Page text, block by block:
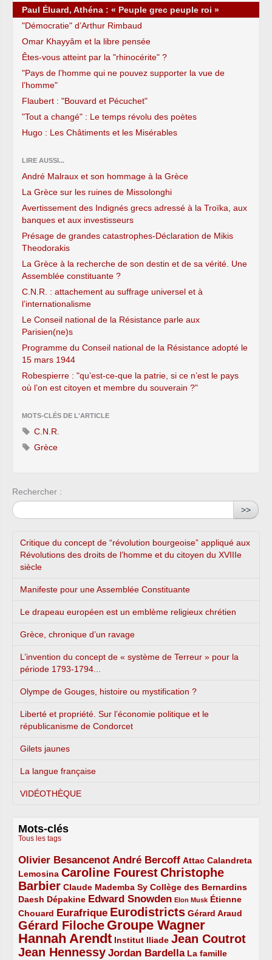
Paul Éluard, Athéna : « Peuple grec peuple roi »
"Démocratie" d’Arthur Rimbaud
Omar Khayyâm et la libre pensée
Êtes-vous atteint par la "rhinocérite" ?
"Pays de l’homme qui ne pouvez supporter la vue de
l’homme"
Flaubert : "Bouvard et Pécuchet"
"Tout a changé" : Le temps révolu des poètes
Hugo : Les Châtiments et les Misérables
LIRE AUSSI...
André Malraux et son hommage à la Grèce
La Grèce sur les ruines de Missolonghi
Avertissement des Indignés grecs adressé à la Troïka, aux
banques et aux investisseurs
Présage de grandes catastrophes-Déclaration de Mikis
Theodorakis
La Grèce à la recherche de son destin et de sa vérité. Une
Assemblée constituante ?
C.N.R. : attachement au suffrage universel et à
l’internationalisme
Le Conseil national de la Résistance parle aux
Parisien(ne)s
Programme du Conseil national de la Résistance adopté le
15 mars 1944
Robespierre : "qu’est-ce-que la patrie, si ce n’est le pays
où l’on est citoyen et membre du souverain ?"
MOTS-CLÉS DE L'ARTICLE
C.N.R.
Grèce
Rechercher :
>>
Critique du concept de “révolution bourgeoise” appliqué aux
Révolutions des droits de l’homme et du citoyen du XVIIIe
siècle
Manifeste pour une Assemblée Constituante
Le drapeau européen est un emblème religieux chrétien
Grèce, chronique d’un ravage
L’invention du concept de « système de Terreur » pour la
période 1793-1794...
Olympe de Gouges, histoire ou mystification ?
Liberté et propriété. Sur l’économie politique et le
républicanisme de Condorcet
Gilets jaunes
La langue française
VIDÉOTHÈQUE
Mots-clés
Tous les tags
Olivier Besancenot
3/5 André Bercoff
3/5 Attac
2/5
Calandreta
Lemosina
2/5 Caroline Fourest
4/5
Christophe
Barbier
4/5 Claude Mademba Sy
2/5 Collège des Bernardins
2/5
Daesh
2/5 Dépakine
2/5 Edward Snowden
3/5 Elon Musk
1/5
Étienne
Chouard
2/5 Eurafrique
3/5 Eurodistricts
4/5 Gérard Araud
2/5
Gérard Filoche
4/5 Groupe Wagner
5/5
Hannah Arendt
5/5 Institut Iliade
2/5 Jean Coutrot
4/5
Jean Hennessy
4/5 Jordan Bardella
3/5 La famille